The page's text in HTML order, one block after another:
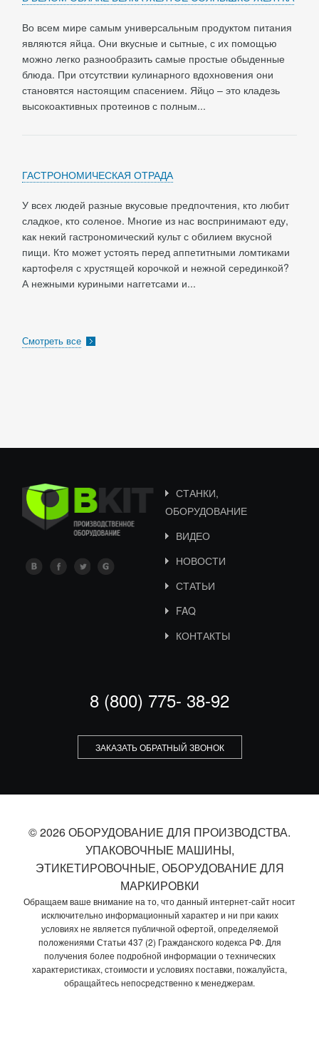
Во всем мире самым универсальным продуктом питания
являются яйца. Они вкусные и сытные, с их помощью
можно легко разнообразить самые простые обыденные
блюда. При отсутствии кулинарного вдохновения они
становятся настоящим спасением. Яйцо – это кладезь
высокоактивных протеинов с полным...
ГАСТРОНОМИЧЕСКАЯ ОТРАДА
У всех людей разные вкусовые предпочтения, кто любит
сладкое, кто соленое. Многие из нас воспринимают еду,
как некий гастрономический культ с обилием вкусной
пищи. Кто может устоять перед аппетитными ломтиками
картофеля с хрустящей корочкой и нежной серединкой?
А нежными куриными наггетсами и...
Смотреть все
СТАНКИ,
ОБОРУДОВАНИЕ
ВИДЕО
НОВОСТИ
СТАТЬИ
FAQ
КОНТАКТЫ
8 (800) 775- 38-92
ЗАКАЗАТЬ ОБРАТНЫЙ ЗВОНОК
© 2026 ОБОРУДОВАНИЕ ДЛЯ ПРОИЗВОДСТВА.
УПАКОВОЧНЫЕ МАШИНЫ,
ЭТИКЕТИРОВОЧНЫЕ, ОБОРУДОВАНИЕ ДЛЯ
МАРКИРОВКИ
Обращаем ваше внимание на то, что данный интернет-сайт носит
исключительно информационный характер и ни при каких
условиях не является публичной офертой, определяемой
положениями Статьи 437 (2) Гражданского кодекса РФ. Для
получения более подробной информации о технических
характеристиках, стоимости и условиях поставки, пожалуйста,
обращайтесь непосредственно к менеджерам.